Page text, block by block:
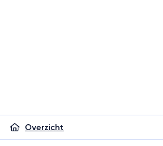
Overzicht